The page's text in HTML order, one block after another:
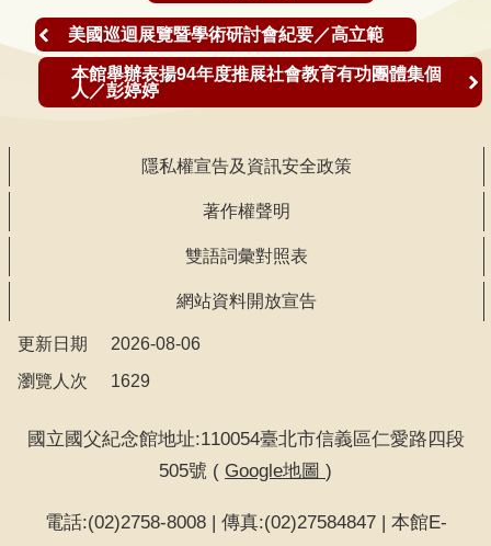
作
權
聲
明
站
料
美國巡迴展覽暨學術研討會紀要／高立範
本館舉辦表揚94年度推展社會教育有功團體集個
人／彭婷婷
隱私權宣告及資訊安全政策
著作權聲明
雙語詞彙對照表
網站資料開放宣告
更新日期
2026-08-06
瀏覽人次
1629
國立國父紀念館地址:110054臺北市信義區仁愛路四段
505號 ( Google地圖 )
電話:(02)2758-8008 | 傳真:(02)27584847 | 本館E-